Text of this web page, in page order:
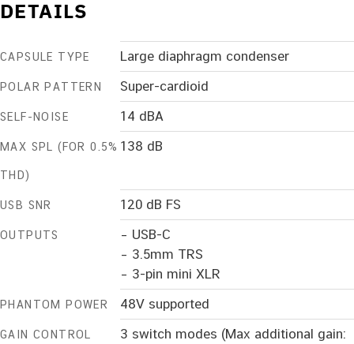
DETAILS
CAPSULE TYPE Large diaphragm condenser
POLAR PATTERN Super-cardioid
SELF-NOISE 14 dBA
MAX SPL (FOR 0.5%
THD)
138 dB
USB SNR 120 dB FS
OUTPUTS
– USB-C
– 3.5mm TRS
– 3-pin mini XLR
PHANTOM POWER 48V supported
GAIN CONTROL
3 switch modes (Max additional gain: